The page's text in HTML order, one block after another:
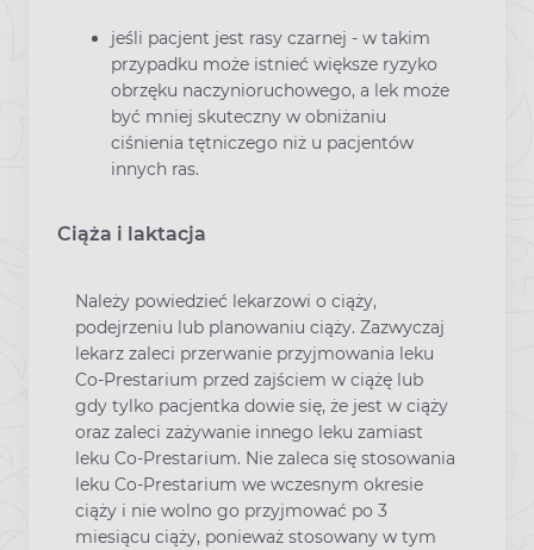
jeśli pacjent jest rasy czarnej - w takim
przypadku może istnieć większe ryzyko
obrzęku naczynioruchowego, a lek może
być mniej skuteczny w obniżaniu
ciśnienia tętniczego niż u pacjentów
innych ras.
Ciąża i laktacja
Należy powiedzieć lekarzowi o ciąży,
podejrzeniu lub planowaniu ciąży. Zazwyczaj
lekarz zaleci przerwanie przyjmowania leku
Co-Prestarium przed zajściem w ciążę lub
gdy tylko pacjentka dowie się, że jest w ciąży
oraz zaleci zażywanie innego leku zamiast
leku Co-Prestarium. Nie zaleca się stosowania
leku Co-Prestarium we wczesnym okresie
ciąży i nie wolno go przyjmować po 3
miesiącu ciąży, ponieważ stosowany w tym